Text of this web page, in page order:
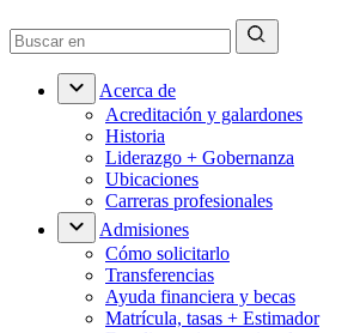
Acerca de
Acreditación y galardones
Historia
Liderazgo + Gobernanza
Ubicaciones
Carreras profesionales
Admisiones
Cómo solicitarlo
Transferencias
Ayuda financiera y becas
Matrícula, tasas + Estimador